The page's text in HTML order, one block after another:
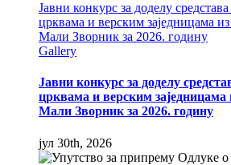
Јавни конкурс за доделу
црквама и верским заједницама
Мали Зворник за 2026. годину
Gallery
Јавни конкурс за доделу
црквама и верским заједницама
Мали Зворник за 2026. годину
јул 30th, 2026